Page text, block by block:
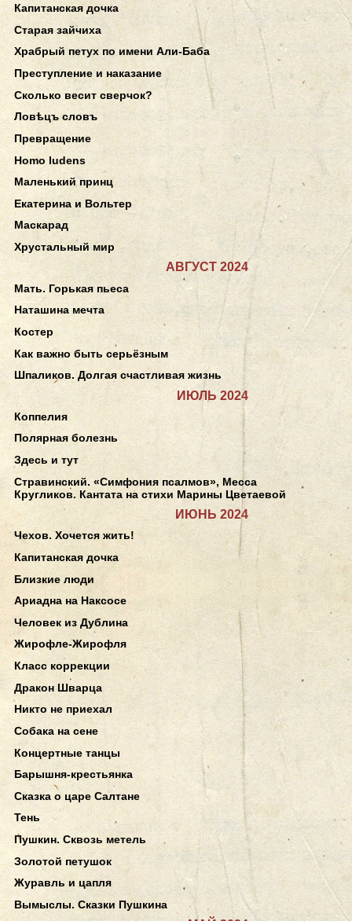
Капитанская дочка
Старая зайчиха
Храбрый петух по имени Али-Баба
Преступление и наказание
Сколько весит сверчок?
Ловѣцъ словъ
Превращение
Homo ludens
Маленький принц
Екатерина и Вольтер
Маскарад
Хрустальный мир
АВГУСТ 2024
Мать. Горькая пьеса
Наташина мечта
Костер
Как важно быть серьёзным
Шпаликов. Долгая счастливая жизнь
ИЮЛЬ 2024
Коппелия
Полярная болезнь
Здесь и тут
Стравинский. «Симфония псалмов», Месса
Кругликов. Кантата на стихи Марины Цветаевой
ИЮНЬ 2024
Чехов. Хочется жить!
Капитанская дочка
Близкие люди
Ариадна на Наксосе
Человек из Дублина
Жирофле-Жирофля
Класс коррекции
Дракон Шварца
Никто не приехал
Собака на сене
Концертные танцы
Барышня-крестьянка
Сказка о царе Салтане
Тень
Пушкин. Сквозь метель
Золотой петушок
Журавль и цапля
Вымыслы. Сказки Пушкина